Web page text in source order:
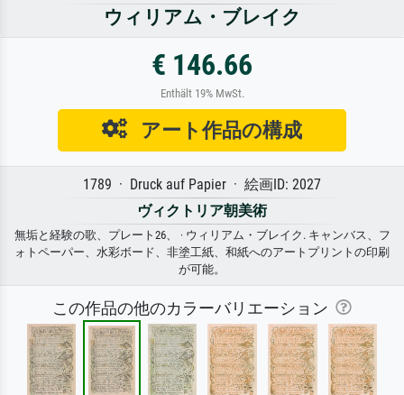
ウィリアム・ブレイク
€ 146.66
Enthält 19% MwSt.
アート作品の構成
1789 · Druck auf Papier · 絵画ID: 2027
ヴィクトリア朝美術
無垢と経験の歌、プレート26、 · ウィリアム・ブレイク. キャンバス、フ
ォトペーパー、水彩ボード、非塗工紙、和紙へのアートプリントの印刷
が可能。
この作品の他のカラーバリエーション